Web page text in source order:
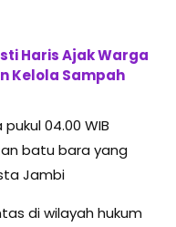
Haris Ajak Warga
Kelola Sampah
04.00 WIB
batu bara yang
Jambi
di wilayah hukum